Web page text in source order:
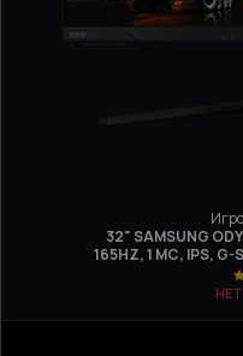
32" SAMSUNG
165HZ, 1 МС, IPS, G-